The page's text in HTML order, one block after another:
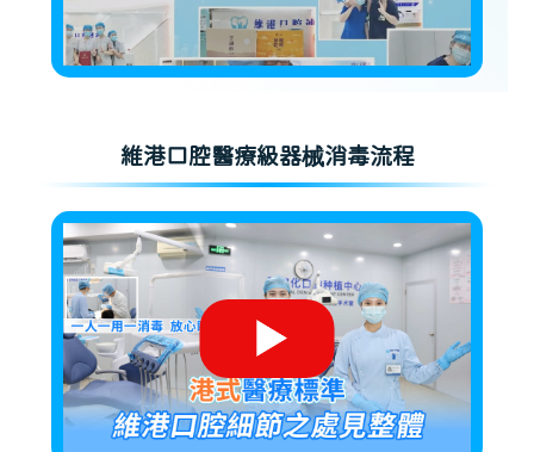
維港口腔醫療級器械消毒流程